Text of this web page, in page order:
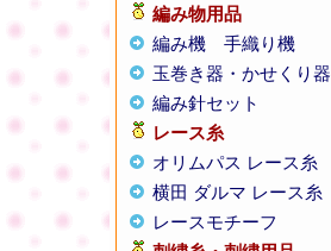
編み物用品
編み機
手織り機
玉巻き器・かせくり器
編み針セット
レース糸
オリムパス レース糸
横田 ダルマ レース糸
レースモチーフ